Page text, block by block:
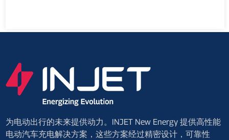
为电动出行的未来提供动力。INJET New Energy 提供高性能
电动汽车充电解决方案，这些方案经过精密设计，可靠性